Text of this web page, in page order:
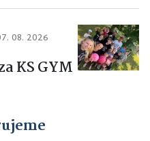
08. 2026
KS GYM